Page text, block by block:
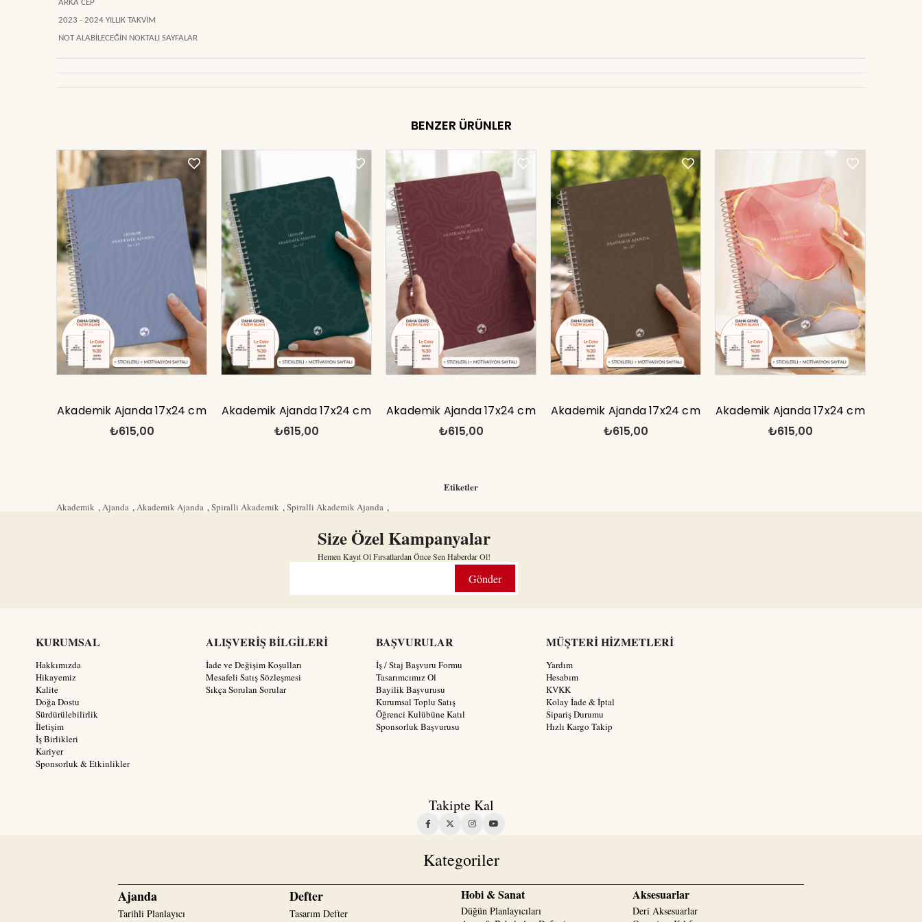
ARKA CEP
2023 - 2024 YILLIK TAKVİM
NOT ALABİLECEĞİN NOKTALI SAYFALAR
BENZER ÜRÜNLER
Akademik Ajanda 17x24 cm
Spiralli Stickerlı Motivasyon
₺615,00
Akademik Ajanda 17x24 cm
Spiralli Stickerlı Motivasyon
₺615,00
Akademik Ajanda 17x24 cm
Spiralli Stickerlı Motivasyon
₺615,00
Akademik Ajanda 17x24 cm
Spiralli Stickerlı Motivasyon
₺615,00
Akademik Ajanda 17x24 cm
Spiralli Stickerlı Motivasyon
₺615,00
Etiketler
Akademik ,Ajanda ,Akademik Ajanda ,Spiralli Akademik ,Spiralli Akademik Ajanda ,
Size Özel Kampanyalar
Hemen Kayıt Ol Fırsatlardan Önce Sen Haberdar Ol!
Gönder
KURUMSAL
Hakkımızda
Hikayemiz
Kalite
Doğa Dostu
Sürdürülebilirlik
İletişim
İş Birlikleri
Kariyer
Sponsorluk & Etkinlikler
ALIŞVERİŞ BİLGİLERİ
İade ve Değişim Koşulları
Mesafeli Satış Sözleşmesi
Sıkça Sorulan Sorular
BAŞVURULAR
İş / Staj Başvuru Formu
Tasarımcımız Ol
Bayilik Başvurusu
Kurumsal Toplu Satış
Öğrenci Kulübüne Katıl
Sponsorluk Başvurusu
MÜŞTERİ HİZMETLERİ
Yardım
Hesabım
KVKK
Kolay İade & İptal
Sipariş Durumu
Hızlı Kargo Takip
Takipte Kal
Kategoriler
Ajanda
Tarihli Planlayıcı
Defter
Tasarım Defter
Hobi & Sanat
Düğün Planlayıcıları
Aksesuarlar
Deri Aksesuarlar